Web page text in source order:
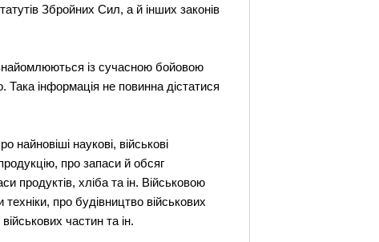
Збройних Сил, а й інших законів
із сучасною бойовою
інформація не повинна дістатися
наукові, військові
про запаси й обсяг
продуктів, хліба та ін. Військовою
про будівництво військових
частин та ін.